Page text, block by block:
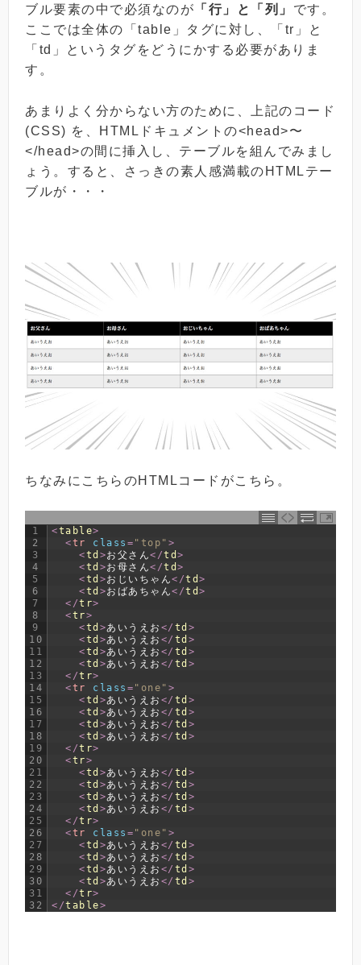
ブル要素の中で必須なのが 「行」と「列」 です。
ここでは全体の「table」タグに対し、「tr」と
「td」というタグをどうにかする必要がありま
す。
あまりよく分からない方のために、上記のコード
(CSS) を、HTMLドキュメントの<head>〜
</head>の間に挿入し、テーブルを組んでみまし
ょう。すると、さっきの素人感満載のHTMLテー
ブルが・・・
ちなみにこちらのHTMLコードがこちら。
1
2
3
4
5
6
7
8
9
10
11
12
13
14
15
16
17
18
19
20
21
22
23
24
25
26
27
28
29
30
31
32
<table>
<tr class = "top" >
<td >お父さん< /td >
<td >お母さん< /td >
<td >おじいちゃん< /td >
<td >おばあちゃん< /td >
< /tr>
<tr>
<td >あいうえお </ td >
<td >あいうえお </ td >
<td >あいうえお </ td >
<td >あいうえお </ td >
< /tr>
<tr class = "one" >
<td >あいうえお </ td >
<td >あいうえお </ td >
<td >あいうえお </ td >
<td >あいうえお </ td >
< /tr>
<tr>
<td >あいうえお </ td >
<td >あいうえお </ td >
<td >あいうえお </ td >
<td >あいうえお </ td >
< /tr>
<tr class = "one" >
<td >あいうえお </ td >
<td >あいうえお </ td >
<td >あいうえお </ td >
<td >あいうえお </ td >
< /tr>
< /table>